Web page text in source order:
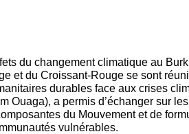
du changement climatique au
et du Croissant-Rouge se sont
durables face aux crises
Ouaga), a permis d’échanger sur
du Mouvement et de
vulnérables.